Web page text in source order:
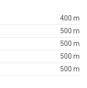
400 m
500 m
500 m
500 m
500 m